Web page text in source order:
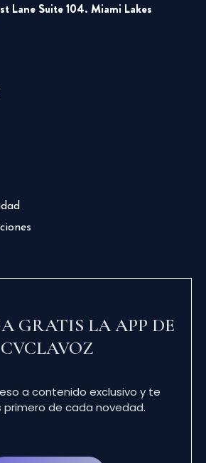
Lane Suite 104. Miami Lakes
GRATIS LA APP DE
CVCLAVOZ
a contenido exclusivo y te
de cada novedad.